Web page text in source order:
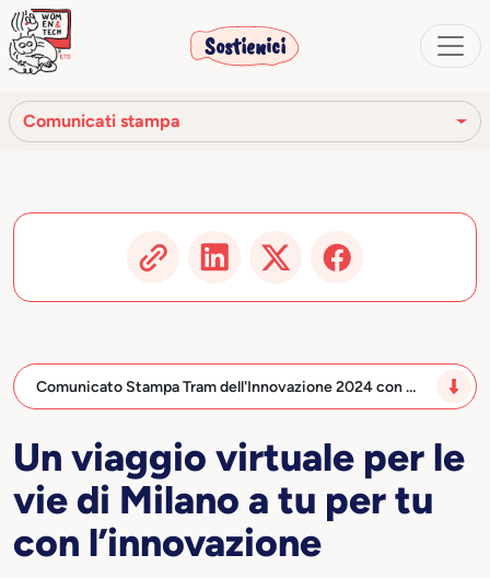
Sostienici
Comunicati stampa
Comunicato Stampa Tram dell'Innovazione 2024 con …
Un viaggio virtuale per le
vie di Milano a tu per tu
con l’innovazione